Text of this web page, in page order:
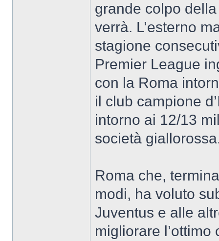
grande colpo
verrà. L’esterno
stagione
Premier League
con la Roma
il club campione
intorno ai 12/13
società
Roma che,
modi, ha voluto
Juventus e alle
migliorare